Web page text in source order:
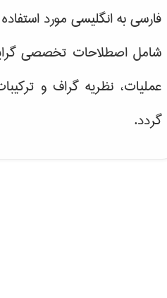
فارسی به انگلیسی مورد
شامل اصطلاحات تخصصی
عملیات، نظریه گراف و
گردد.